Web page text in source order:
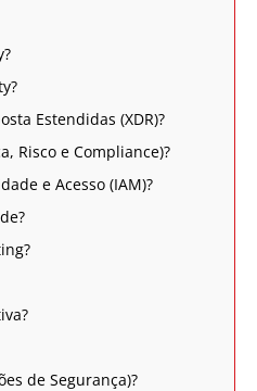
Estendidas (XDR)?
Risco e Compliance)?
e Acesso (IAM)?
de Segurança)?